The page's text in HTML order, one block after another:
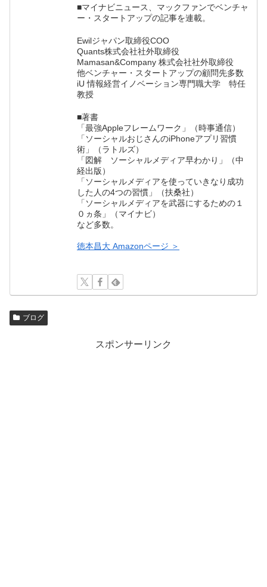
■マイナビニュース、マックファンでベンチャ
ー・スタートアップの記事を連載。
Ewilジャパン取締役COO
Quants株式会社社外取締役
Mamasan&Company 株式会社社外取締役
他ベンチャー・スタートアップの顧問先多数
iU 情報経営イノベーション専門職大学 特任
教授
■著書
「最強Appleフレームワーク」（時事通信）
「ソーシャルおじさんのiPhoneアプリ習慣
術」（ラトルズ）
「図解 ソーシャルメディア早わかり」（中
経出版）
「ソーシャルメディアを使っていきなり成功
した人の4つの習慣」（扶桑社）
「ソーシャルメディアを武器にするための１
０ヵ条」（マイナビ）
など多数。
徳本昌大 Amazonページ ＞
ブログ
スポンサーリンク